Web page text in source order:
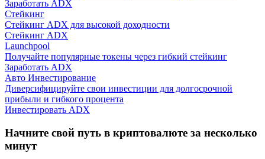
Руководство для начинающих по фьючерсам
Торговые стратегии
Заработать ADX
Стейкинг
Стейкинг ADX для высокой доходности
Стейкинг ADX
Launchpool
Получайте популярные токены через гибкий стейкинг
Заработать ADX
Авто Инвестирование
Диверсифицируйте свои инвестиции для долгосрочной
прибыли и гибкого процента
Инвестировать ADX
Начните свой путь в криптовалюте за несколько
минут